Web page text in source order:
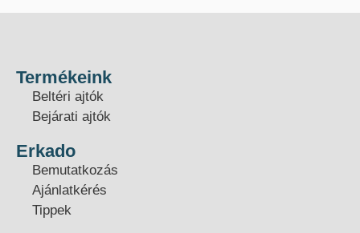
Termékeink
Beltéri ajtók
Bejárati ajtók
Erkado
Bemutatkozás
Ajánlatkérés
Tippek